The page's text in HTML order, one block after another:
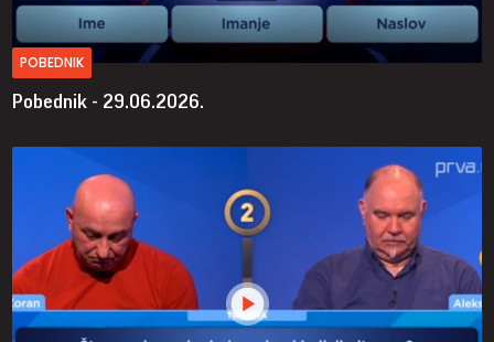
POBEDNIK
Pobednik - 29.06.2026.